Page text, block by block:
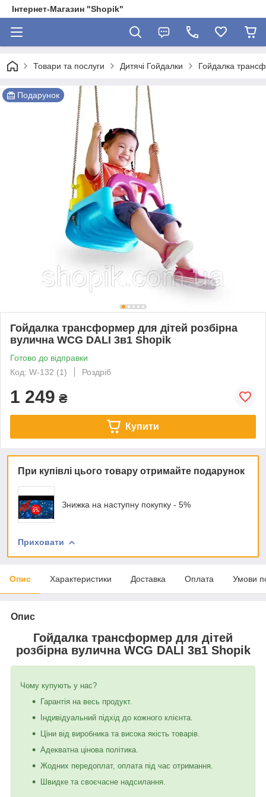
Інтернет-Магазин "Shopik"
Товари та послуги Дитячі Гойдалки Гойдалка
Подарунок
Гойдалка трансформер для дітей розбірна
вулична WCG DALI 3в1 Shopik
Готово до відправки
Код: W-132 (1)
Роздріб
1 249 ₴
Купити
При купівлі цього товару отримайте подарунок
Знижка на наступну покупку - 5%
Приховати
Опис Характеристики Доставка Оплата Умови
Опис
Гойдалка трансформер для дітей
розбірна вулична WCG DALI 3в1 Shopik
Чому купують у нас?
Гарантія на весь продукт.
Індивідуальний підхід до кожного клієнта.
Ціни від виробника та висока якість товарів.
Адекватна цінова політика.
Жодних передоплат, оплата під час отримання.
Швидке та своєчасне надсилання.